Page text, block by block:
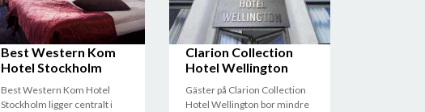
Best Western Kom
Hotel Stockholm
Best Western Kom Hotel
Stockholm ligger centralt i
Clarion Collection
Hotel Wellington
Gäster på Clarion Collection
Hotel Wellington bor mindre